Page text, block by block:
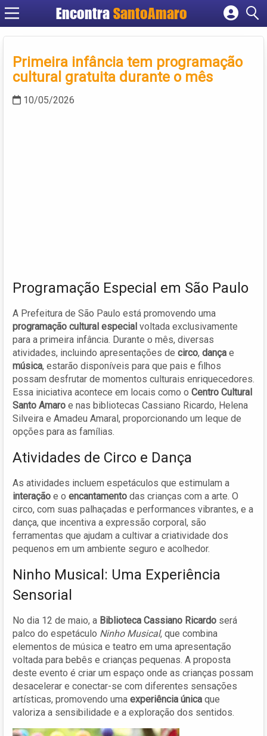
Encontra SantoAmaro
Cadastrar empresa
Criar conta
Primeira infância tem programação
cultural gratuita durante o mês
10/05/2026
Programação Especial em São Paulo
A Prefeitura de São Paulo está promovendo uma
programação cultural especial voltada exclusivamente
para a primeira infância. Durante o mês, diversas
atividades, incluindo apresentações de circo, dança e
música, estarão disponíveis para que pais e filhos
possam desfrutar de momentos culturais enriquecedores.
Essa iniciativa acontece em locais como o Centro Cultural
Santo Amaro e nas bibliotecas Cassiano Ricardo, Helena
Silveira e Amadeu Amaral, proporcionando um leque de
opções para as famílias.
Atividades de Circo e Dança
As atividades incluem espetáculos que estimulam a
interação e o encantamento das crianças com a arte. O
circo, com suas palhaçadas e performances vibrantes, e a
dança, que incentiva a expressão corporal, são
ferramentas que ajudam a cultivar a criatividade dos
pequenos em um ambiente seguro e acolhedor.
Ninho Musical: Uma Experiência
Sensorial
No dia 12 de maio, a Biblioteca Cassiano Ricardo será
palco do espetáculo Ninho Musical, que combina
elementos de música e teatro em uma apresentação
voltada para bebês e crianças pequenas. A proposta
deste evento é criar um espaço onde as crianças possam
desacelerar e conectar-se com diferentes sensações
artísticas, promovendo uma experiência única que
valoriza a sensibilidade e a exploração dos sentidos.